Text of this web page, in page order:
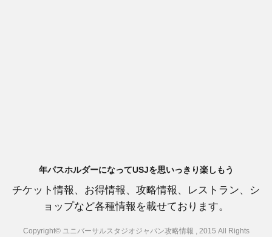
年パスホルダーになってUSJを思いっきり楽しもう
チケット情報、お得情報、攻略情報、レストラン、シ
ョップなど各種情報を載せております。
Copyright© ユニバーサルスタジオジャパン攻略情報 , 2015 All Rights